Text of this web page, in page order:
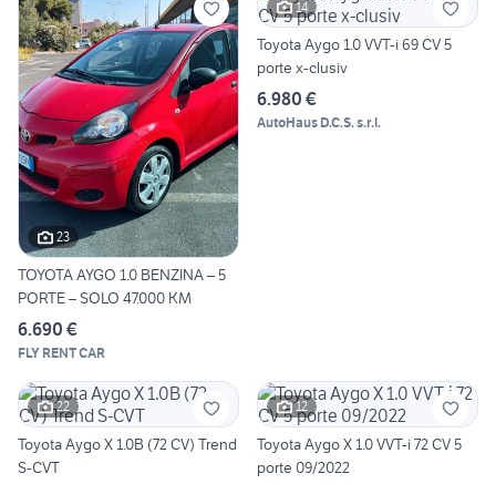
23
TOYOTA AYGO 1.0 BENZINA – 5
PORTE – SOLO 47.000 KM
6.690 €
FLY RENT CAR
14
Toyota Aygo 1.0 VVT-i 69 CV 5
porte x-clusiv
6.980 €
AutoHaus D.C.S. s.r.l.
22
Toyota Aygo X 1.0B (72 CV) Trend
S-CVT
12
Toyota Aygo X 1.0 VVT-i 72 CV 5
porte 09/2022